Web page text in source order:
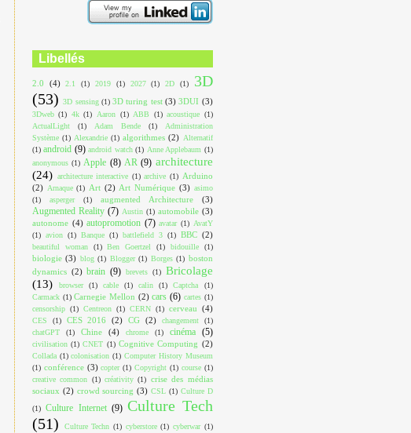
Libellés
2.0 (4) 2.1 (1) 2019 (1) 2027 (1) 2D (1)
3D
(53) 3D sensing (1) 3D turing test (3) 3DUI (3)
3Dweb (1) 4k (1) Aaron (1) ABB (1) acoustique (1)
ActualLight
(1) Adam Bende (1)
Administration
Système (1) Alexandrie (1) algorithmes (2) Alternatif
(1) android (9) android watch (1) Anne Applebaum (1)
anonymous (1) Apple (8) AR (9) architecture
(24) architecture interactive (1) archive (1) Arduino
(2) Arnaque (1) Art (2) Art Numérique (3) asimo
(1)
asperger (1) augmented Architecture (3)
Augmented Reality (7) Austin (1) automobile (3)
autonome (4) autopromotion (7) avatar (1) AvatY
(1) avion (1) Banque (1) battlefield 3 (1) BBC (2)
beautiful woman (1) Ben Goertzel (1) bidouille (1)
biologie (3) blog (1) Blogger (1) Borges (1) boston
dynamics (2) brain (9) brevets (1) Bricolage
(13)
browser (1) cable (1) calin (1) Captcha
(1)
Carmack (1) Carnegie Mellon (2) cars (6) cartes (1)
censorship (1) Centreon (1) CERN (1) cerveau (4)
CES (1) CES 2016 (2) CG (2) changement
(1)
chatGPT
(1) Chine (4) chrome (1) cinéma (5)
civilisation (1) CNET (1) Cognitive Computing (2)
Collada (1) colonisation (1) Computer History Museum
(1) conférence (3) copter (1) Copyright (1) course (1)
creative common (1) créativity (1) crise des médias
sociaux (2) crowd sourcing (3) CSL (1) Culture D
(1) Culture Internet (9) Culture Tech
(51)
Culture Techn (1) cyberstore (1) cyberwar (1)